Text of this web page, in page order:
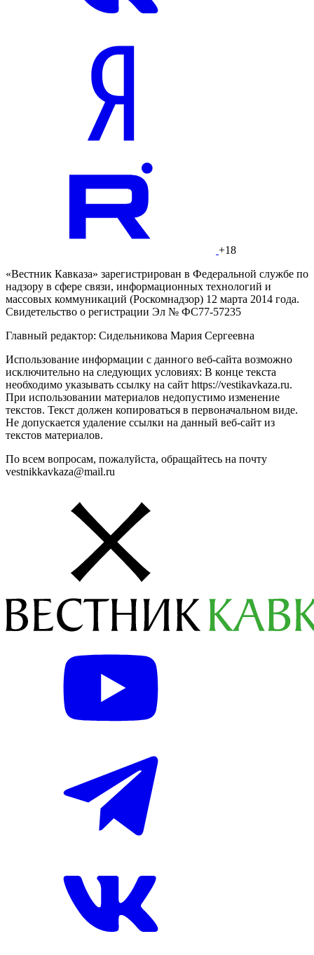
+18
«Вестник Кавказа» зарегистрирован в Федеральной службе по
надзору в сфере связи, информационных технологий и
массовых коммуникаций (Роскомнадзор) 12 марта 2014 года.
Свидетельство о регистрации Эл № ФС77-57235
Главный редактор: Сидельникова Мария Сергеевна
Использование информации с данного веб-сайта возможно
исключительно на следующих условиях: В конце текста
необходимо указывать ссылку на сайт https://vestikavkaza.ru.
При использовании материалов недопустимо изменение
текстов. Текст должен копироваться в первоначальном виде.
Не допускается удаление ссылки на данный веб-сайт из
текстов материалов.
По всем вопросам, пожалуйста, обращайтесь на почту
vestnikkavkaza@mail.ru